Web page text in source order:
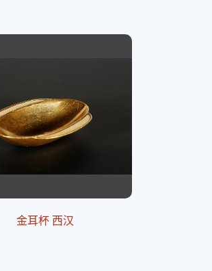
金耳杯 西汉